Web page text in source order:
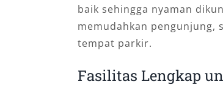
baik sehingga nyaman
memudahkan pengunjung,
tempat parkir.
Fasilitas Lengkap